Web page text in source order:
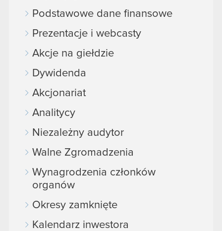
Podstawowe dane finansowe
Prezentacje i webcasty
Akcje na giełdzie
Dywidenda
Akcjonariat
Analitycy
Niezależny audytor
Walne Zgromadzenia
Wynagrodzenia członków
organów
Okresy zamknięte
Kalendarz inwestora